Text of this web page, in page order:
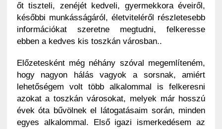
őt tiszteli, zenéjét kedveli, gyermekkora éveiről,
későbbi munkásságáról, életviteléről részletesebb
információkat szeretne megtudni, felkeresse
ebben a kedves kis toszkán városban..
Előzetesként még néhány szóval megemlíteném,
hogy nagyon hálás vagyok a sorsnak, amiért
lehetőségem volt több alkalommal is felkeresni
azokat a toszkán városokat, melyek már hosszú
évek óta bűvölnek el látogatásaim során, minden
egyes alkalommal. Első igazi ismerkedésem az